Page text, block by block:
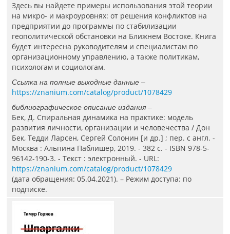
Здесь вы найдете примеры использования этой теории
на микро- и макроуровнях: от решения конфликтов на
предприятии до программы по стабилизации
геополитической обстановки на Ближнем Востоке. Книга
будет интересна руководителям и специалистам по
организационному управлению, а также политикам,
психологам и социологам.
Ссылка на полные выходные данные –
https://znanium.com/catalog/product/1078429
библиографическое описание издания –
Бек, Д. Спиральная динамика на практике: модель
развития личности, организации и человечества / Дон
Бек, Тедди Ларсен, Сергей Солонин [и др.] ; пер. с англ. -
Москва : Альпина Паблишер, 2019. - 382 с. - ISBN 978-5-
96142-190-3. - Текст : электронный. - URL:
https://znanium.com/catalog/product/1078429
(дата обращения: 05.04.2021). – Режим доступа: по
подписке.